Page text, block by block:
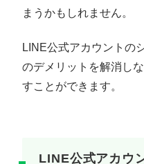
まうかもしれません。
LINE公式アカウントの
のデメリットを解消し
すことができます。
LINE公式アカウ